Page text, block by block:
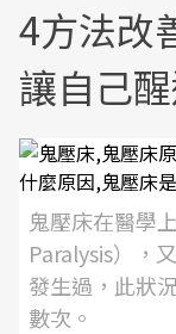
4方法改
讓自己
鬼壓床在醫學
Paralysis），
發生過，此狀
數次。